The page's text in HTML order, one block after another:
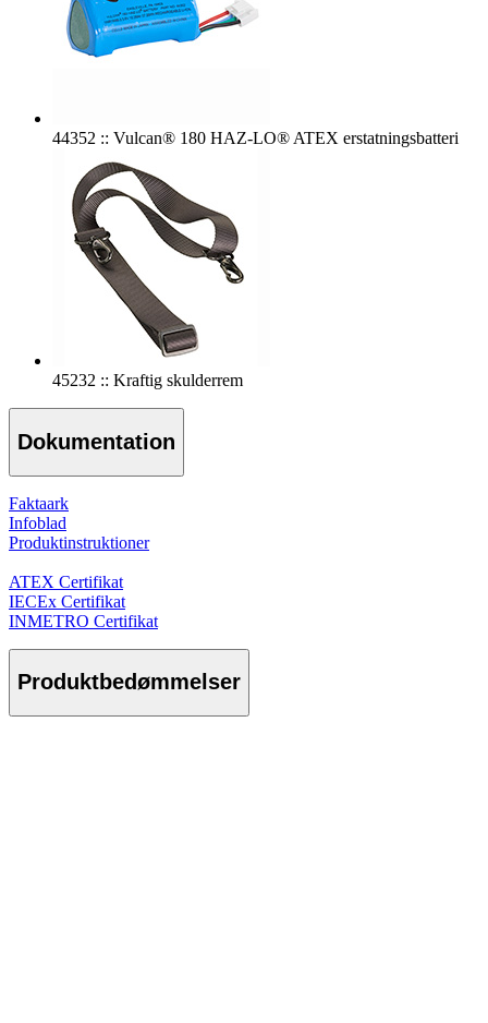
44352 :: Vulcan® 180 HAZ-LO® ATEX erstatningsbatteri
45232 :: Kraftig skulderrem
Dokumentation
Faktaark
Infoblad
Produktinstruktioner
ATEX Certifikat
IECEx Certifikat
INMETRO Certifikat
Produktbedømmelser